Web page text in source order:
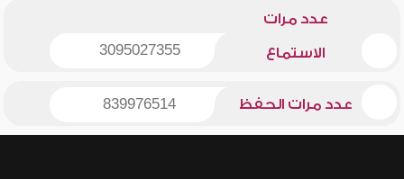
عدد مرات
الاستماع 3095027355
عدد مرات الحفظ 839976514